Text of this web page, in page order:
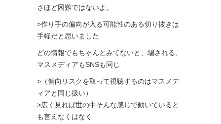
さほど困難ではないよ。
>作り手の偏向が入る可能性のある切り抜きは
手軽だと思いました
どの情報でもちゃんとみてないと、騙される、
マスメディアもSNSも同じ
>（偏向リスクを取って視聴するのはマスメデ
ィアと同じ扱い）
>広く見れば世の中そんな感じで動いていると
も言えなくはなく